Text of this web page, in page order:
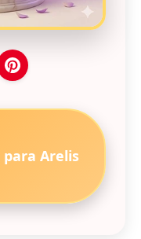
Arelis